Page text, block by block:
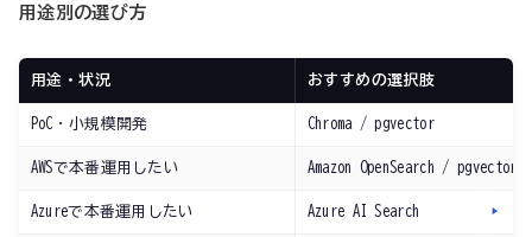
用途別の選び方
用途・状況 おすすめの選択肢
PoC・小規模開発 Chroma / pgvector
AWSで本番運用したい Amazon OpenSearch / pgvector
Azureで本番運用したい Azure AI Search